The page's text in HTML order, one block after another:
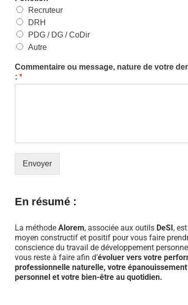
Recruteur
DRH
PDG / DG / CoDir
Autre
Commentaire ou message, nature de votre
: *
Envoyer
En résumé :
La méthode Alorem, associée aux outils DeSI,
moyen constructif et positif pour vous faire
conscience du travail de développement
vous reste à faire afin d’évoluer vers votre
professionnelle naturelle, votre épanouissement
personnel et votre bien-être au quotidien.